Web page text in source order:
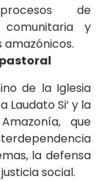
de
comunitaria y
de la Iglesia
Si’ y la
que
la defensa
social.